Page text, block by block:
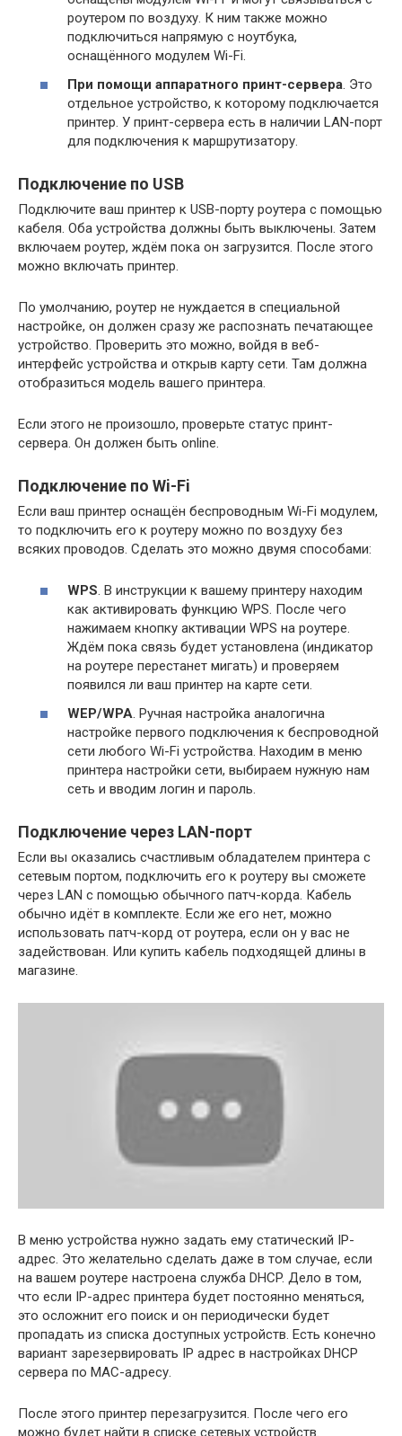
роутером по воздуху. К ним также можно
подключиться напрямую с ноутбука,
оснащённого модулем Wi-Fi.
При помощи аппаратного принт-сервера. Это
отдельное устройство, к которому подключается
принтер. У принт-сервера есть в наличии LAN-порт
для подключения к маршрутизатору.
Подключение по USB
Подключите ваш принтер к USB-порту роутера с помощью
кабеля. Оба устройства должны быть выключены. Затем
включаем роутер, ждём пока он загрузится. После этого
можно включать принтер.
По умолчанию, роутер не нуждается в специальной
настройке, он должен сразу же распознать печатающее
устройство. Проверить это можно, войдя в веб-
интерфейс устройства и открыв карту сети. Там должна
отобразиться модель вашего принтера.
Если этого не произошло, проверьте статус принт-
сервера. Он должен быть online.
Подключение по Wi-Fi
Если ваш принтер оснащён беспроводным Wi-Fi модулем,
то подключить его к роутеру можно по воздуху без
всяких проводов. Сделать это можно двумя способами:
WPS. В инструкции к вашему принтеру находим
как активировать функцию WPS. После чего
нажимаем кнопку активации WPS на роутере.
Ждём пока связь будет установлена (индикатор
на роутере перестанет мигать) и проверяем
появился ли ваш принтер на карте сети.
WEP/WPA. Ручная настройка аналогична
настройке первого подключения к беспроводной
сети любого Wi-Fi устройства. Находим в меню
принтера настройки сети, выбираем нужную нам
сеть и вводим логин и пароль.
Подключение через LAN-порт
Если вы оказались счастливым обладателем принтера с
сетевым портом, подключить его к роутеру вы сможете
через LAN с помощью обычного патч-корда. Кабель
обычно идёт в комплекте. Если же его нет, можно
использовать патч-корд от роутера, если он у вас не
задействован. Или купить кабель подходящей длины в
магазине.
В меню устройства нужно задать ему статический IP-
адрес. Это желательно сделать даже в том случае, если
на вашем роутере настроена служба DHCP. Дело в том,
что если IP-адрес принтера будет постоянно меняться,
это осложнит его поиск и он периодически будет
пропадать из списка доступных устройств. Есть конечно
вариант зарезервировать IP адрес в настройках DHCP
сервера по MAC-адресу.
После этого принтер перезагрузится. После чего его
можно будет найти в списке сетевых устройств.